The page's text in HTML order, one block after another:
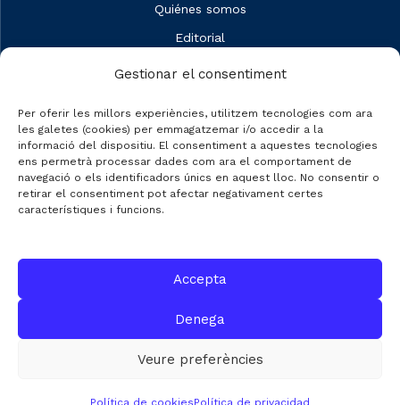
Gestionar el consentiment
Per oferir les millors experiències, utilitzem tecnologies com ara
les galetes (cookies) per emmagatzemar i/o accedir a la
informació del dispositiu. El consentiment a aquestes tecnologies
ens permetrà processar dades com ara el comportament de
navegació o els identificadors únics en aquest lloc. No consentir o
retirar el consentiment pot afectar negativament certes
característiques i funcions.
Accepta
Denega
Veure preferències
Política de cookiesPolítica de privacidad
Quiénes somos
Editorial
Datos de mercado
CONTACTO
premsa@fecavem.cat
Patronal Catalana d'Automoció